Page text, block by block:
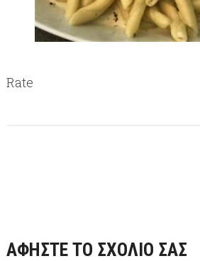
Rate
ΑΦΉΣΤΕ ΤΟ ΣΧΌΛΙΌ ΣΑΣ